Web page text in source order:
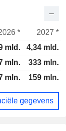
*
2027 *
mld.
4,34 mld.
mln.
333 mln.
mln. 159 mln.
gegevens